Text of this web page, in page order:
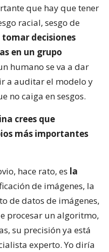
que hay que tener
racial, sesgo de
tomar decisiones
en un grupo
humano se va a dar
a auditar el modelo y
no caiga en sesgos.
crees que
más importantes
hace rato, es la
de imágenes, la
de datos de imágenes,
procesar un algoritmo,
su precisión ya está
experto. Yo diría